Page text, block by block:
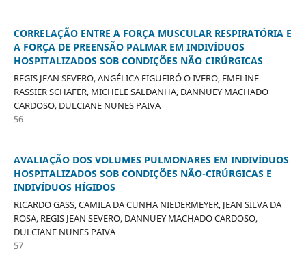
CORRELAÇÃO ENTRE A FORÇA MUSCULAR RESPIRATÓRIA E
A FORÇA DE PREENSÃO PALMAR EM INDIVÍDUOS
HOSPITALIZADOS SOB CONDIÇÕES NÃO CIRÚRGICAS
REGIS JEAN SEVERO, ANGÉLICA FIGUEIRÓ O IVERO, EMELINE
RASSIER SCHAFER, MICHELE SALDANHA, DANNUEY MACHADO
CARDOSO, DULCIANE NUNES PAIVA
56
AVALIAÇÃO DOS VOLUMES PULMONARES EM INDIVÍDUOS
HOSPITALIZADOS SOB CONDIÇÕES NÃO-CIRÚRGICAS E
INDIVÍDUOS HÍGIDOS
RICARDO GASS, CAMILA DA CUNHA NIEDERMEYER, JEAN SILVA DA
ROSA, REGIS JEAN SEVERO, DANNUEY MACHADO CARDOSO,
DULCIANE NUNES PAIVA
57